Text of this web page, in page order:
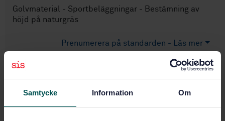
Samtycke Information Om
Golvmaterial - Sportbeläggningar - Bestämning av
höjd på naturgräs
Prenumerera på standarden - Läs mer
Pris:687 SEK
PDF
Lägg i varukorgen